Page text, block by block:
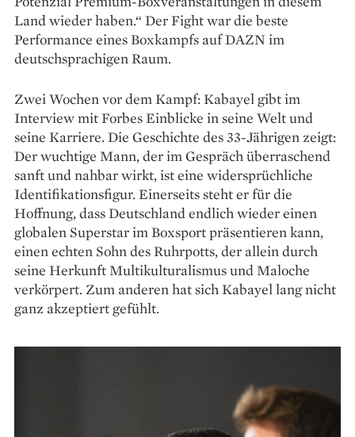
Land wieder haben.“ Der Fight war die beste
Performance eines Boxkampfs auf DAZN im
deutschsprachigen Raum.
Zwei Wochen vor dem Kampf: Kabayel gibt im
Interview mit Forbes Einblicke in seine Welt und
seine Karriere. Die Geschichte des 33-Jährigen zeigt:
Der wuchtige Mann, der im Gespräch überraschend
sanft und nahbar wirkt, ist eine widersprüchliche
Identifikationsfigur. Einerseits steht er für die
Hoffnung, dass Deutschland endlich wieder einen
globalen Superstar im Boxsport präsentieren kann,
einen echten Sohn des Ruhrpotts, der allein durch
seine Herkunft Multi­kulturalismus und Maloche
verkörpert. Zum anderen hat sich Kabayel lang nicht
ganz akzeptiert gefühlt.